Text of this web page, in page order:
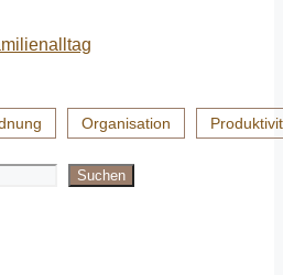
Organisation
Suchen